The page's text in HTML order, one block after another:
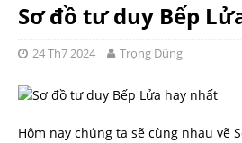
Sơ đồ tư duy Bếp
24 Th7 2024 Trọng Dũng
Hôm nay chúng ta sẽ cùng nhau vẽ